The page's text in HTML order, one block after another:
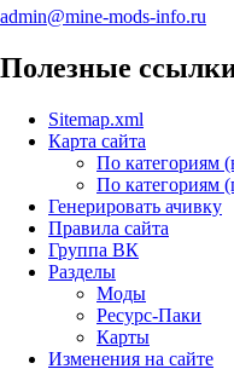
admin@mine-mods-info.ru
Полезные
Sitemap.xml
Карта сайта
По категориям
По категориям
Генерировать ачивку
Правила сайта
Группа ВК
Разделы
Моды
Ресурс-Паки
Карты
Изменения на сайте